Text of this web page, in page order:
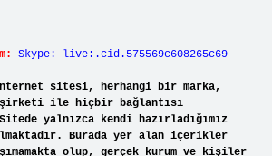
Skype: live:.cid.575569c608265c69
sitesi, herhangi bir marka,
şirketi ile hiçbir bağlantısı
yalnızca kendi hazırladığımız
Burada yer alan içerikler
olup, gerçek kurum ve kişiler